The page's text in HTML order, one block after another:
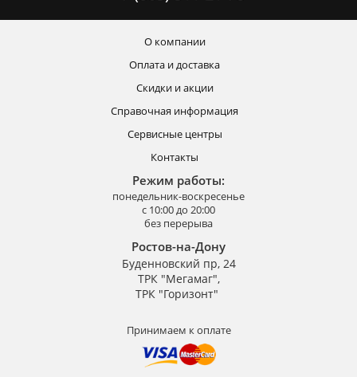
О компании
Оплата и доставка
Скидки и акции
Справочная информация
Сервисные центры
Контакты
Режим работы:
понедельник-воскресенье
с 10:00 до 20:00
без перерыва
Ростов-на-Дону
Буденновский пр, 24
ТРК "Мегамаг",
ТРК "Горизонт"
Принимаем к оплате